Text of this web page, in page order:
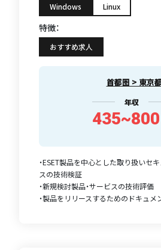
Windows Linux
特徴：
おすすめ求人
首都圏 > 東京
年収
435~800
・ESET製品を中心とした取り扱いセ
スの技術検証
・新規検討製品・サービスの技術評価
・製品をリリースするためのドキュメ